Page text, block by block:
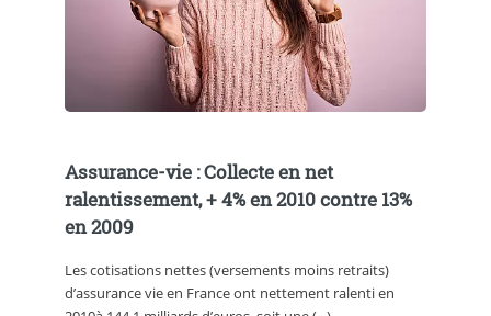
Assurance-vie : Collecte en net
ralentissement, + 4% en 2010 contre 13%
en 2009
Les cotisations nettes (versements moins retraits)
d’assurance vie en France ont nettement ralenti en